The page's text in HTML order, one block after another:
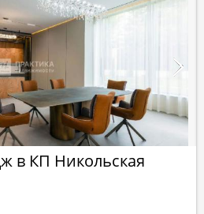
в КП Никольская